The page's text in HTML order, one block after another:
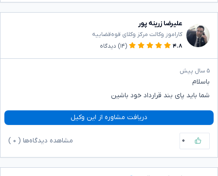
علیرضا زرینه پور
کاراموز وکالت مرکز وکلای قوه‌قضاییه
۴.۸
(۱۴) دیدگاه
۵ سال پیش
باسلام
شما باید پای بند قرارداد خود باشین
دریافت مشاوره از این وکیل
۰ مشاهده دیدگاه‌ها ( ۰